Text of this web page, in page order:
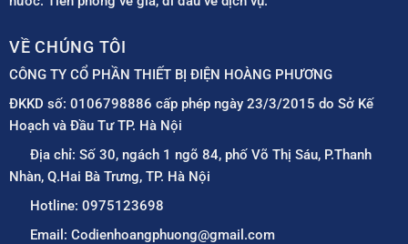
VỀ CHÚNG TÔI
CÔNG TY CỔ PHẦN THIẾT BỊ ĐIỆN HOÀNG PHƯƠNG
ĐKKD số: 0106798886 cấp phép ngày 23/3/2015 do Sở Kế
Hoạch và Đầu Tư TP. Hà Nội
Địa chỉ: Số 30, ngách 1 ngõ 84, phố Võ Thị Sáu, P.Thanh
Nhàn, Q.Hai Bà Trưng, TP. Hà Nội
Hotline: 0975123698
Email: Codienhoangphuong@gmail.com